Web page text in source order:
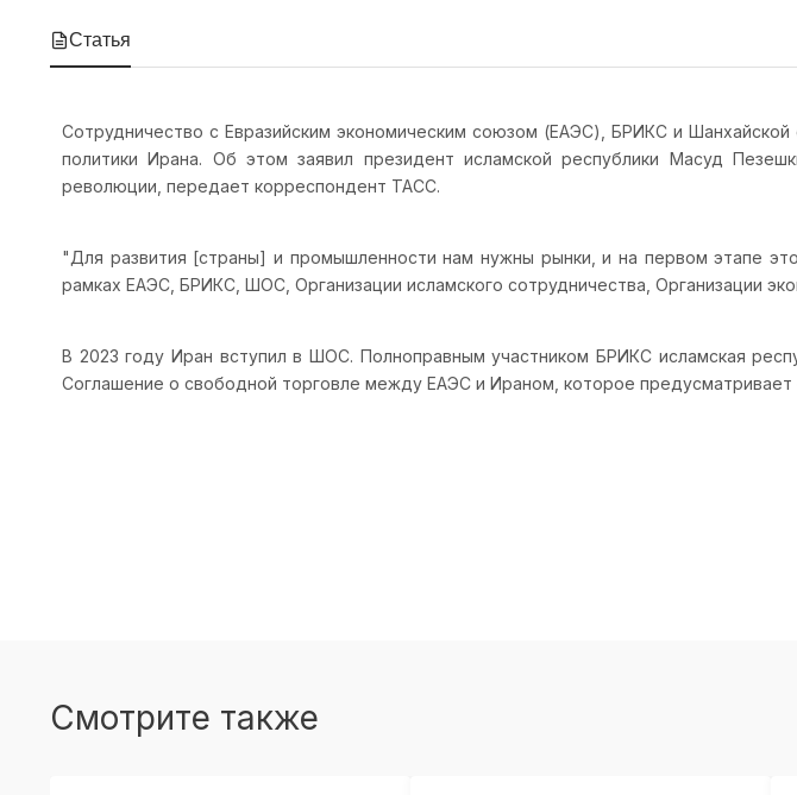
Статья
Сотрудничество с Евразийским экономическим союзом (ЕАЭС), БРИКС и
политики Ирана. Об этом заявил президент исламской республики Масуд
революции, передает корреспондент ТАСС.
"Для развития [страны] и промышленности нам нужны рынки, и на первом этапе
рамках ЕАЭС, БРИКС, ШОС, Организации исламского сотрудничества, Организации
В 2023 году Иран вступил в ШОС. Полноправным участником БРИКС исламская
Соглашение о свободной торговле между ЕАЭС и Ираном, которое
Смотрите также